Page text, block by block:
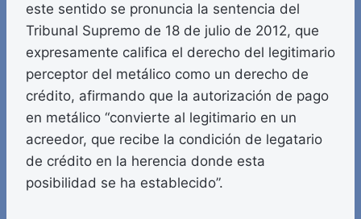
este sentido se pronuncia la sentencia del
Tribunal Supremo de 18 de julio de 2012, que
expresamente califica el derecho del legitimario
perceptor del metálico como un derecho de
crédito, afirmando que la autorización de pago
en metálico “convierte al legitimario en un
acreedor, que recibe la condición de legatario
de crédito en la herencia donde esta
posibilidad se ha establecido”.